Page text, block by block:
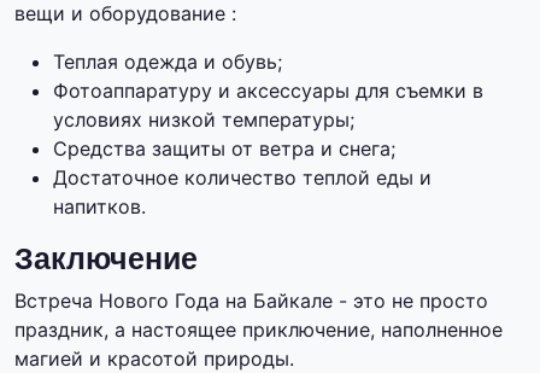
вещи и оборудование :
Теплая одежда и обувь;
Фотоаппаратуру и аксессуары для съемки в
условиях низкой температуры;
Средства защиты от ветра и снега;
Достаточное количество теплой еды и
напитков.
Заключение
Встреча Нового Года на Байкале - это не просто
праздник, а настоящее приключение, наполненное
магией и красотой природы.